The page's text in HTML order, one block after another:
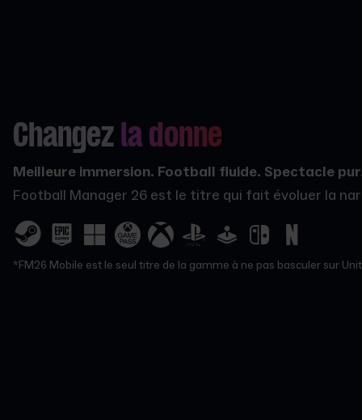
Changez la donne
Meilleure immersion. Football fluide. Spectacle
Football Manager 26 est le titre qui fait évoluer la
*FM26 Mobile est le seul titre de la gamme à ne pas basculer sur